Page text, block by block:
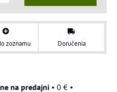
zoznamu Doručenia
na predajni • 0 € •